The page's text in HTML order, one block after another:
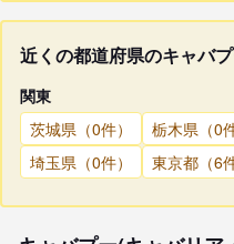
近くの都道府県のキャバ
関東
茨城県（0件）
栃木県（0件
埼玉県（0件）
東京都（6件